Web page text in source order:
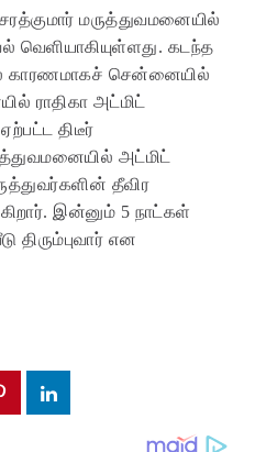
மருத்துவமனையில்
வெளியாகியுள்ளது. கடந்த
காரணமாகச் சென்னையில்
ராதிகா அட்மிட்
திடீர்
அட்மிட்
தீவிர
இன்னும் 5 நாட்கள்
திரும்புவார் என